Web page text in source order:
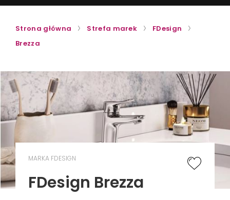
Strona główna Strefa marek
FDesign
Brezza
MARKA FDESIGN
FDesign Brezza